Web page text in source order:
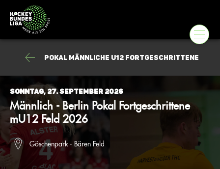
Pokal männliche U12 Fortgeschrittene
Sonntag, 27. September 2026
Männlich - Berlin Pokal Fortgeschrittene
mU12 Feld 2026
Göschenpark - Bären Feld